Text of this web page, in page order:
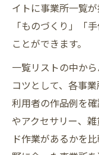
イトに事業所一覧
「ものづくり」「
ことができます。
一覧リストの中か
コツとして、各事
利用者の作品例を
やアクセサリー、
ド作業があるかを